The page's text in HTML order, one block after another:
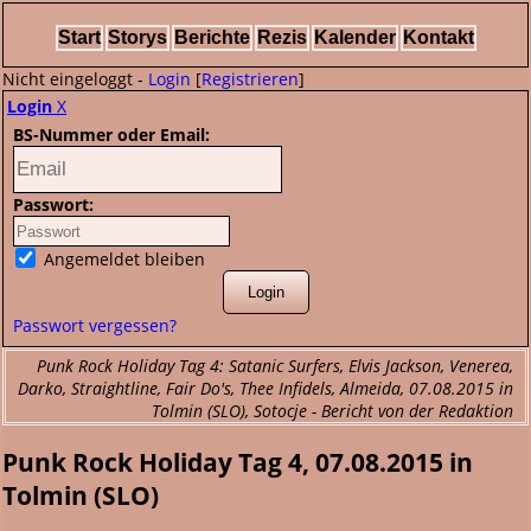
Start Storys Berichte Rezis Kalender Kontakt
Nicht eingeloggt - Login [Registrieren]
Login X
BS-Nummer oder Email:
Passwort:
Angemeldet bleiben
Passwort vergessen?
Punk Rock Holiday Tag 4: Satanic Surfers, Elvis Jackson, Venerea,
Darko, Straightline, Fair Do's, Thee Infidels, Almeida, 07.08.2015 in
Tolmin (SLO), Sotocje - Bericht von der Redaktion
Punk Rock Holiday Tag 4, 07.08.2015 in
Tolmin (SLO)